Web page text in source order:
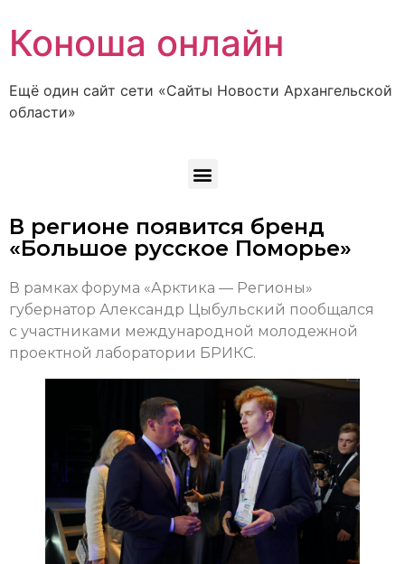
Коноша онлайн
Ещё один сайт сети «Сайты Новости Архангельской
области»
В регионе появится бренд
«Большое русское Поморье»
В рамках форума «Арктика — Регионы»
губернатор Александр Цыбульский пообщался
с участниками международной молодежной
проектной лаборатории БРИКС.